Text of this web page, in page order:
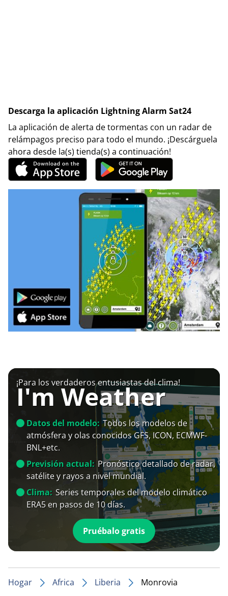
Descarga la aplicación Lightning Alarm Sat24
La aplicación de alerta de tormentas con un radar de
relámpagos preciso para todo el mundo. ¡Descárguela
ahora desde la(s) tienda(s) a continuación!
¡Para los verdaderos entusiastas del clima!
I'm Weather
Datos del modelo: Todos los modelos de
atmósfera y olas conocidos GFS, ICON, ECMWF-
BNL+etc.
Previsión actual: Pronóstico detallado de radar,
satélite y rayos a nivel mundial.
Clima: Series temporales del modelo climático
ERA5 en pasos de 10 días.
Pruébalo gratis
Hogar Africa Liberia Monrovia